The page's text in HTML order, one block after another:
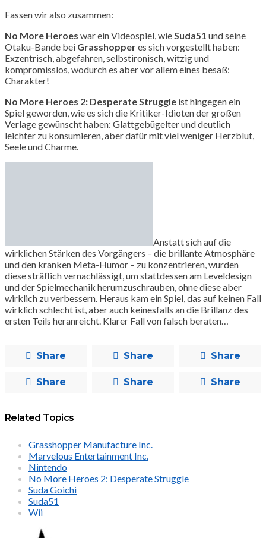
Fassen wir also zusammen:
No More Heroes war ein Videospiel, wie Suda51 und seine
Otaku-Bande bei Grasshopperes sich vorgestellt haben:
Exzentrisch, abgefahren, selbstironisch, witzig und
kompromisslos, wodurch es aber vor allem eines besaß:
Charakter!
No More Heroes 2: Desperate Struggle ist hingegen ein
Spiel geworden, wie es sich die Kritiker-Idioten der großen
Verlage gewünscht haben: Glattgebügelter und deutlich
leichter zu konsumieren, aber dafür mit viel weniger Herzblut,
Seele und Charme.
Anstatt sich auf die
wirklichen Stärken des Vorgängers – die brillante Atmosphäre
und den kranken Meta-Humor – zu konzentrieren, wurden
diese sträflich vernachlässigt, um stattdessen am Leveldesign
und der Spielmechanik herumzuschrauben, ohne diese aber
wirklich zu verbessern. Heraus kam ein Spiel, das auf keinen Fall
wirklich schlecht ist, aber auch keinesfalls an die Brillanz des
ersten Teils heranreicht. Klarer Fall von falsch beraten…
Share Share Share
Share Share Share
Related Topics
Grasshopper Manufacture Inc.
Marvelous Entertainment Inc.
Nintendo
No More Heroes 2: Desperate Struggle
Suda Goichi
Suda51
Wii